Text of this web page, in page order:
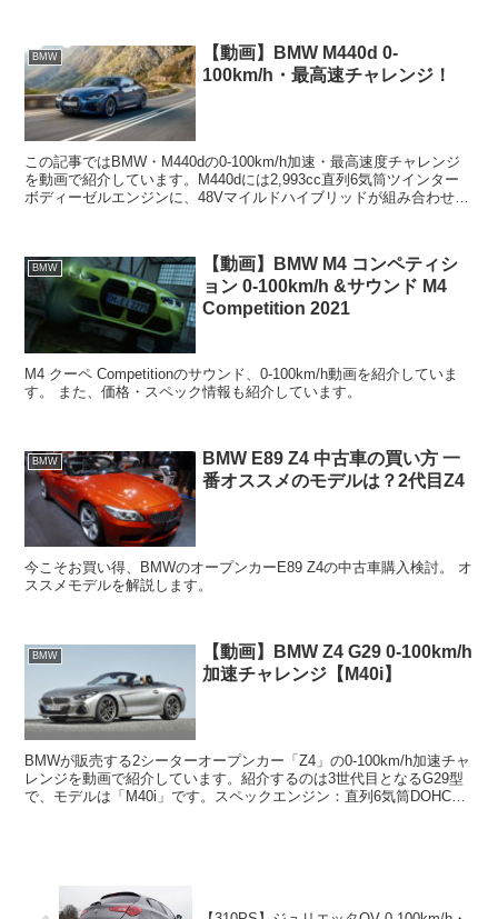
BMW
【動画】BMW M440d 0-
100km/h・最高速チャレンジ！
この記事ではBMW・M440dの0-100km/h加速・最高速度チャレンジ
を動画で紹介しています。M440dには2,993cc直列6気筒ツインター
ボディーゼルエンジンに、48Vマイルドハイブリッドが組み合わせら
BMW
【動画】BMW M4 コンペティシ
ョン 0-100km/h &サウンド M4
Competition 2021
M4 クーペ Competitionのサウンド、0-100km/h動画を紹介していま
す。 また、価格・スペック情報も紹介しています。
BMW
BMW E89 Z4 中古車の買い方 一
番オススメのモデルは？2代目Z4
今こそお買い得、BMWのオープンカーE89 Z4の中古車購入検討。 オ
ススメモデルを解説します。
BMW
【動画】BMW Z4 G29 0-100km/h
加速チャレンジ【M40i】
BMWが販売する2シーターオープンカー「Z4」の0-100km/h加速チャ
レンジを動画で紹介しています。紹介するのは3世代目となるG29型
で、モデルは「M40i」です。スペックエンジン：直列6気筒DOHCガ